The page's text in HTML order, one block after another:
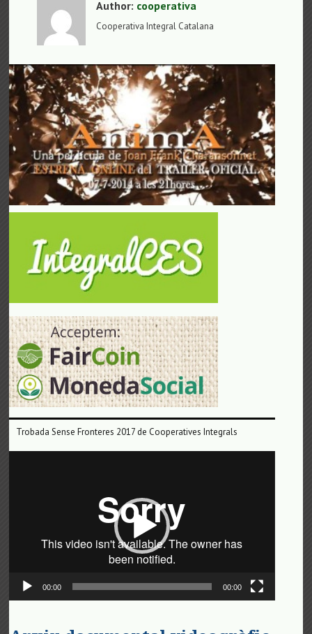
Author: cooperativa
Cooperativa Integral Catalana
Trobada Sense Fronteres 2017 de Cooperatives Integrals
00:00 00:00